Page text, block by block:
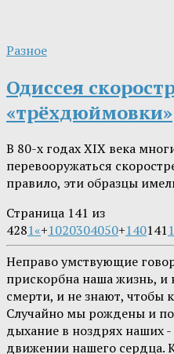
Разное
Одиссея
«трёхдюймовки»
В 80-х годах XIX века
перевооружаться
правило, эти образцы
Страница 141 из
4281«+1020304050+140141
Неправо умствующие
прискорбна наша жизнь, и
смерти, и не знают, чтобы
Случайно мы рождены и
дыхание в ноздрях наших
движении нашего сердца.